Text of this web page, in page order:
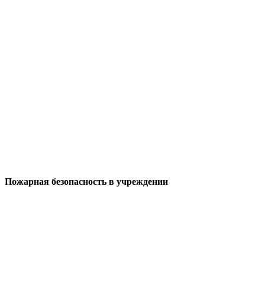
Пожарная безопасность в учреждении